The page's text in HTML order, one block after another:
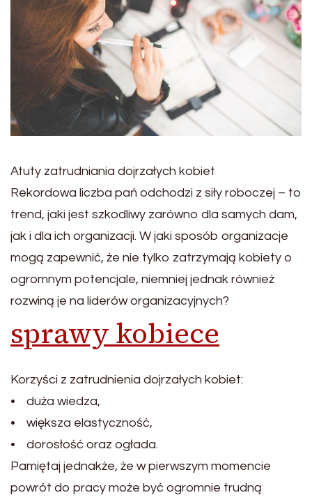
Atuty zatrudniania dojrzałych kobiet
Rekordowa liczba pań odchodzi z siły roboczej – to
trend, jaki jest szkodliwy zarówno dla samych dam,
jak i dla ich organizacji. W jaki sposób organizacje
mogą zapewnić, że nie tylko zatrzymają kobiety o
ogromnym potencjale, niemniej jednak również
rozwiną je na liderów organizacyjnych?
sprawy kobiece
Korzyści z zatrudnienia dojrzałych kobiet:
• duża wiedza,
• większa elastyczność,
• dorosłość oraz ogłada.
Pamiętaj jednakże, że w pierwszym momencie
powrót do pracy może być ogromnie trudną